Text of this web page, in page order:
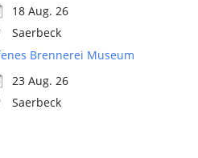
18 Aug. 26
Saerbeck
Brennerei Museum
23 Aug. 26
Saerbeck